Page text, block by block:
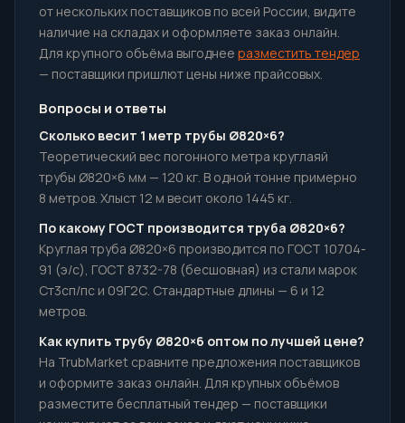
от нескольких поставщиков по всей России, видите
наличие на складах и оформляете заказ онлайн.
Для крупного объёма выгоднее разместить тендер
— поставщики пришлют цены ниже прайсовых.
Вопросы и ответы
Сколько весит 1 метр трубы Ø820×6?
Теоретический вес погонного метра круглаяй
трубы Ø820×6 мм — 120 кг. В одной тонне примерно
8 метров. Хлыст 12 м весит около 1445 кг.
По какому ГОСТ производится труба Ø820×6?
Круглая труба Ø820×6 производится по ГОСТ 10704-
91 (э/с), ГОСТ 8732-78 (бесшовная) из стали марок
Ст3сп/пс и 09Г2С. Стандартные длины — 6 и 12
метров.
Как купить трубу Ø820×6 оптом по лучшей цене?
На TrubMarket сравните предложения поставщиков
и оформите заказ онлайн. Для крупных объёмов
разместите бесплатный тендер — поставщики